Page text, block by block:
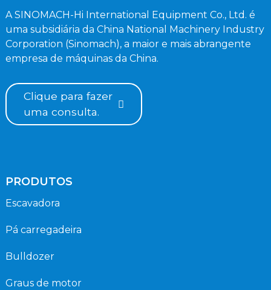
A SINOMACH-Hi International Equipment Co., Ltd. é
uma subsidiária da China National Machinery Industry
Corporation (Sinomach), a maior e mais abrangente
empresa de máquinas da China.
Clique para fazer
uma consulta.
PRODUTOS
Escavadora
Pá carregadeira
Bulldozer
Graus de motor